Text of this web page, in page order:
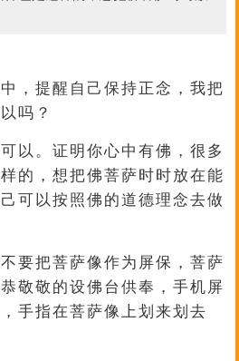
，提醒自己保持正念，我把
吗？
以。证明你心中有佛，很多
的，想把佛菩萨时时放在能
可以按照佛的道德理念去做
要把菩萨像作为屏保，菩萨
敬敬的设佛台供奉，手机屏
手指在菩萨像上划来划去